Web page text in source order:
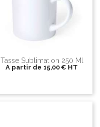
Tasse Sublimation 250 Ml
A partir de 15,00 € HT